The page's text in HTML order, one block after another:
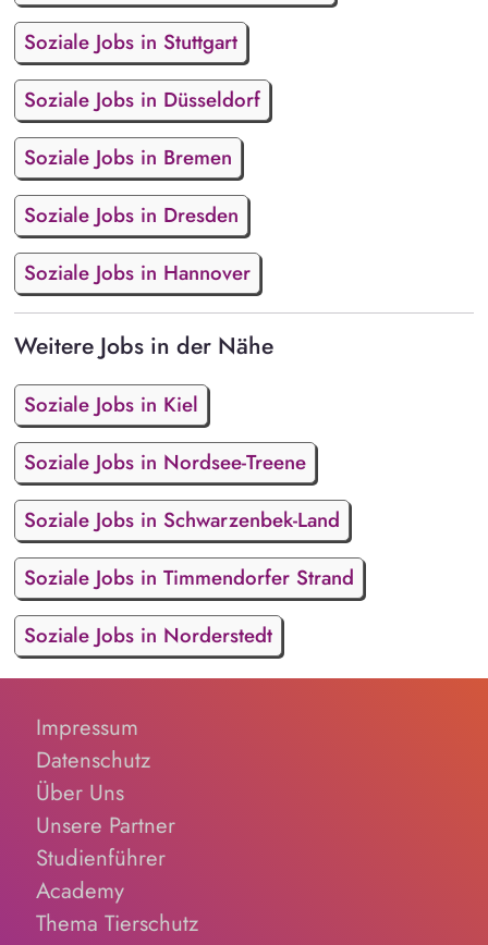
Soziale Jobs in Stuttgart
Soziale Jobs in Düsseldorf
Soziale Jobs in Bremen
Soziale Jobs in Dresden
Soziale Jobs in Hannover
Weitere Jobs in der Nähe
Soziale Jobs in Kiel
Soziale Jobs in Nordsee-Treene
Soziale Jobs in Schwarzenbek-Land
Soziale Jobs in Timmendorfer Strand
Soziale Jobs in Norderstedt
Impressum
Datenschutz
Über Uns
Unsere Partner
Studienführer
Academy
Thema Tierschutz